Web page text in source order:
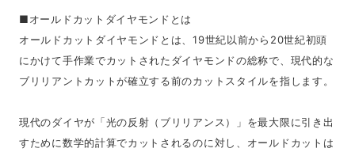
■オールドカットダイヤモンドとは
オールドカットダイヤモンドとは、19世紀以前から20世紀初頭
にかけて手作業でカットされたダイヤモンドの総称で、現代的な
ブリリアントカットが確立する前のカットスタイルを指します。
現代のダイヤが「光の反射（ブリリアンス）」を最大限に引き出
すために数学的計算でカットされるのに対し、オールドカットは